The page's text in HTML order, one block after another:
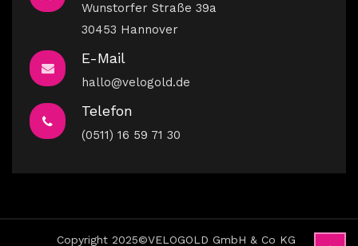
Wunstorfer Straße 39a
30453 Hannover
E-Mail
hallo@velogold.de
Telefon
(0511) 16 59 71 30
Copyright 2025©VELOGOLD GmbH & Co KG